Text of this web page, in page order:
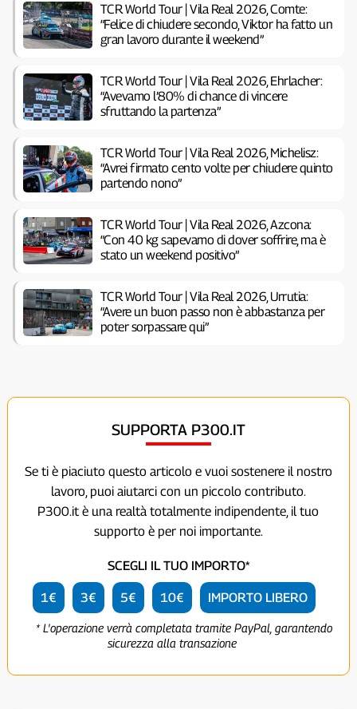
TCR World Tour | Vila Real 2026, Comte:
“Felice di chiudere secondo, Viktor ha fatto un
gran lavoro durante il weekend”
TCR World Tour | Vila Real 2026, Ehrlacher:
“Avevamo l’80% di chance di vincere
sfruttando la partenza”
TCR World Tour | Vila Real 2026, Michelisz:
“Avrei firmato cento volte per chiudere quinto
partendo nono”
TCR World Tour | Vila Real 2026, Azcona:
“Con 40 kg sapevamo di dover soffrire, ma è
stato un weekend positivo”
TCR World Tour | Vila Real 2026, Urrutia:
“Avere un buon passo non è abbastanza per
poter sorpassare qui”
SUPPORTA P300.IT
Se ti è piaciuto questo articolo e vuoi sostenere il nostro
lavoro, puoi aiutarci con un piccolo contributo.
P300.it è una realtà totalmente indipendente, il tuo
supporto è per noi importante.
SCEGLI IL TUO IMPORTO*
1€ 3€ 5€ 10€ IMPORTO LIBERO
* L'operazione verrà completata tramite PayPal, garantendo
sicurezza alla transazione